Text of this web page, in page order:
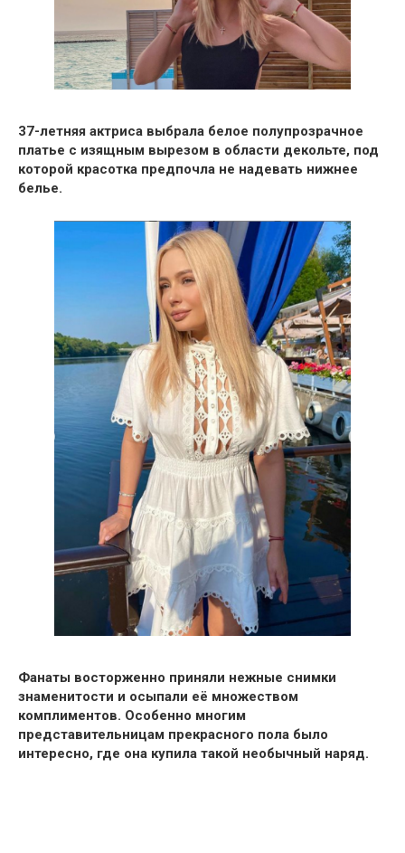
37-летняя актриса выбрала белое полупрозрачное
платье с изящным вырезом в области декольте, под
которой красотка предпочла не надевать нижнее
белье.
Фанаты восторженно приняли нежные снимки
знаменитости и осыпали её множеством
комплиментов. Особенно многим
представительницам прекрасного пола было
интересно, где она купила такой необычный наряд.